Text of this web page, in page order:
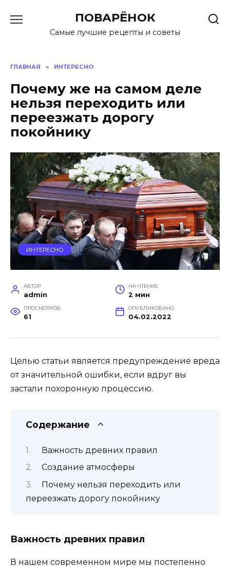
содержанию
ПОВАРЁНОК
Самые лучшие рецепты и советы
ГЛАВНАЯ » ИНТЕРЕСНО
Почему же на самом деле
нельзя переходить или
переезжать дорогу
покойнику
ИНТЕРЕСНО
АВТОР
admin
НА ЧТЕНИЕ
2 мин
ПРОСМОТРОВ
61
ОПУБЛИКОВАНО
04.02.2022
Целью статьи является предупреждение вреда
от значительной ошибки, если вдруг вы
застали похоронную процессию.
Содержание
Важность древних правил
Создание атмосферы
Почему нельзя переходить или
переезжать дорогу покойнику
Важность древних правил
В нашем современном мире мы постепенно